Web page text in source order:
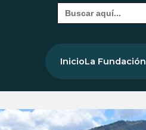
Buscar:
InicioLa Fundación